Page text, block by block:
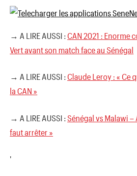
→ A LIRE AUSSI : CAN 2021 : Enorme
Vert avant son match face au Sénégal
→ A LIRE AUSSI : Claude Leroy : « Ce
la CAN »
→ A LIRE AUSSI : Sénégal vs Malawi –
faut arrêter »
'